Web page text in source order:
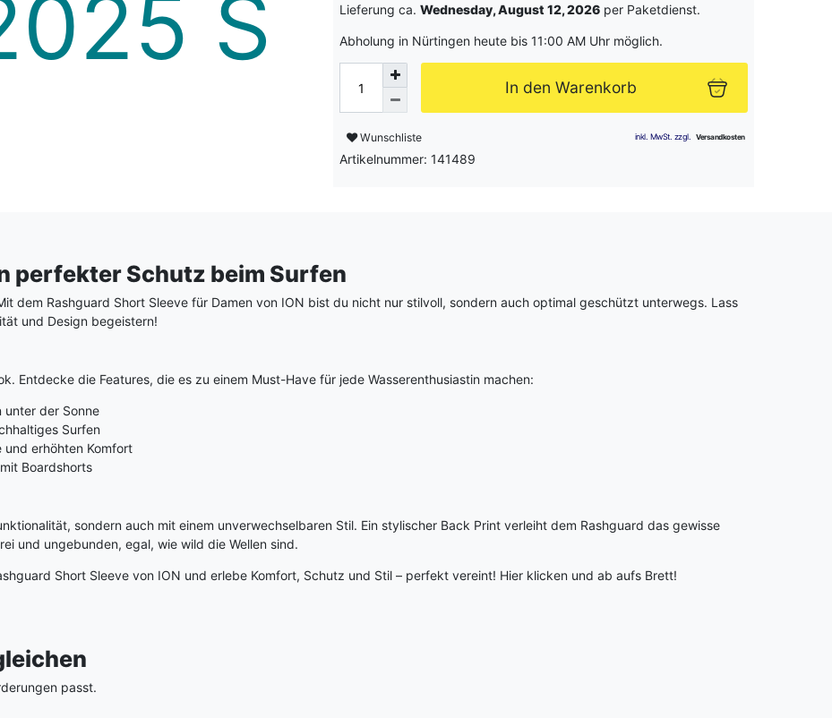
Lieferung ca. Wednesday, August 12, 2026 per Paketdienst.
Abholung in Nürtingen heute bis 11:00 AM Uhr möglich.
In den Warenkorb
Wunschliste
Artikelnummer: 141489
perfekter Schutz beim Surfen
dem Rashguard Short Sleeve für Damen von ION bist du nicht nur stilvoll, sondern auch optimal geschützt unterwegs. Lass
und Design begeistern!
Entdecke die Features, die es zu einem Must-Have für jede Wasserenthusiastin machen:
unter der Sonne
Surfen
und erhöhten Komfort
Boardshorts
sondern auch mit einem unverwechselbaren Stil. Ein stylischer Back Print verleiht dem Rashguard das gewisse
und ungebunden, egal, wie wild die Wellen sind.
Short Sleeve von ION und erlebe Komfort, Schutz und Stil – perfekt vereint! Hier klicken und ab aufs Brett!
passt.